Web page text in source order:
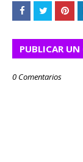
PUBLICAR
0 Comentarios